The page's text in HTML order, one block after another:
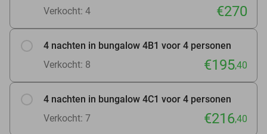
Verkocht: 4
€270
4 nachten in bungalow 4B1 voor 4 personen
Verkocht: 8
€195,40
4 nachten in bungalow 4C1 voor 4 personen
Verkocht: 7
€216,40